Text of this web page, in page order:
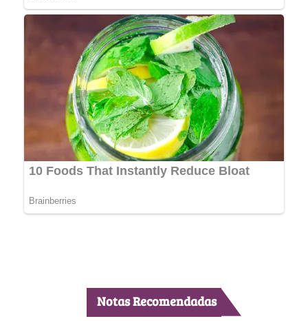
Notas Recomendadas